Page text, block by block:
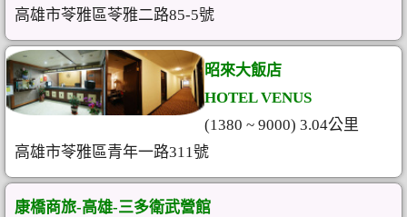
高雄市苓雅區苓雅二路85-5號
昭來大飯店
HOTEL VENUS
(1380 ~ 9000) 3.04公里
高雄市苓雅區青年一路311號
康橋商旅-高雄-三多衛武營館